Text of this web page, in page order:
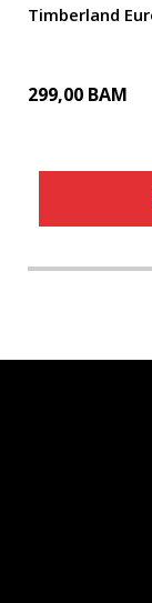
Timberland
299,00 BAM